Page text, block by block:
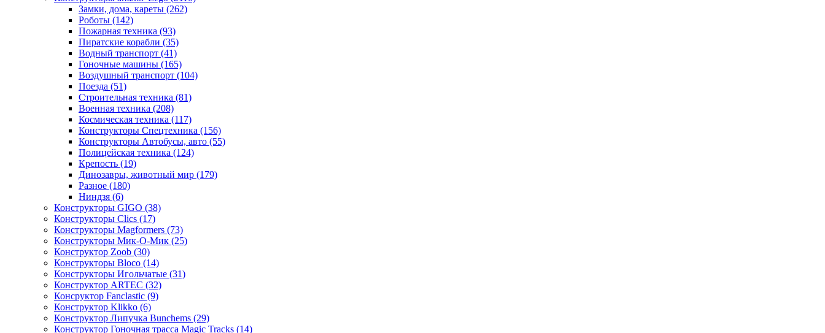
Замки, дома, кареты (262)
Роботы (142)
Пожарная техника (93)
Пиратские корабли (35)
Водный транспорт (41)
Гоночные машины (165)
Воздушный транспорт (104)
Поезда (51)
Строительная техника (81)
Военная техника (208)
Космическая техника (117)
Конструкторы Спецтехника (156)
Конструкторы Автобусы, авто (55)
Полицейская техника (124)
Крепость (19)
Динозавры, животный мир (179)
Разное (180)
Ниндзя (6)
Конструкторы GIGO (38)
Конструкторы Clics (17)
Конструкторы Magformers (73)
Конструкторы Мик-О-Мик (25)
Конструктор Zoob (30)
Конструкторы Bloco (14)
Конструкторы Игольчатые (31)
Конструктор ARTEC (32)
Консруктор Fanclastic (9)
Конструктор Klikko (6)
Конструктор Липучка Bunchems (29)
Конструктор Гоночная трасса Magic Tracks (14)